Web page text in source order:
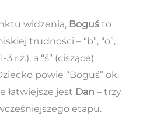
widzenia, Boguśto
trudności – “b”, “o”,
r.ż.), a “ś” (ciszące)
powie “Boguś” ok.
łatwiejsze jest Dan – trzy
etapu.